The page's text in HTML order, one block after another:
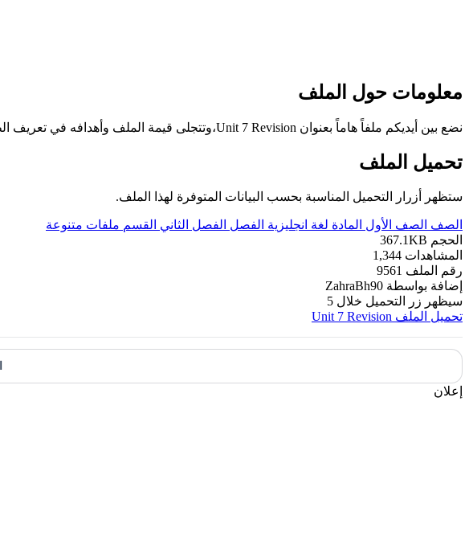
معلومات حول الملف
نضع بين أيديكم ملفاً هاماً بعنوان Unit 7 Revision،وتتجلى قيمة الملف وأهدافه في تعريف الطلاب على المراجعة الخاصّة بالامتحان،وذلك وفق منهاج مملكة البحرين.
تحميل الملف
ستظهر أزرار التحميل المناسبة بحسب البيانات المتوفرة لهذا الملف.
الصف الصف الأول المادة لغة انجليزية الفصل الفصل الثاني القسم ملفات متنوعة
الحجم 367.1KB
المشاهدات 1,344
رقم الملف 9561
إضافة بواسطة ZahraBh90
سيظهر زر التحميل خلال 5
تحميل الملف Unit 7 Revision
إعلان